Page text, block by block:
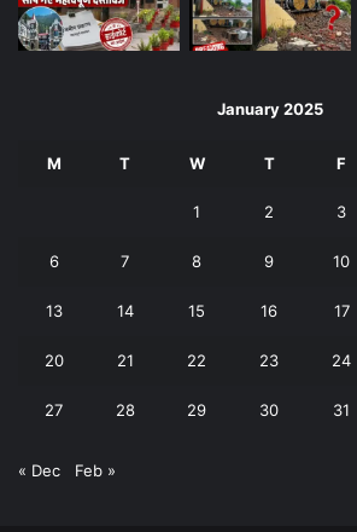
January 2025
M T W T F
1 2 3
6 7 8 9 10
13 14 15 16 17
20 21 22 23 24
27 28 29 30 31
« Dec Feb »